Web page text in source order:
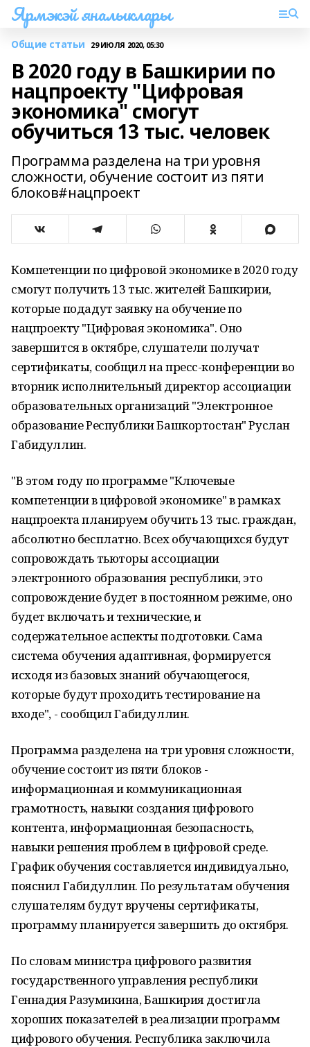
Ярмэкэй яналыклары
Общие статьи 29 ИЮЛЯ 2020, 05:30
В 2020 году в Башкирии по
нацпроекту "Цифровая
экономика" смогут
обучиться 13 тыс. человек
Программа разделена на три уровня
сложности, обучение состоит из пяти
блоков#нацпроект
Компетенции по цифровой экономике в 2020 году
смогут получить 13 тыс. жителей Башкирии,
которые подадут заявку на обучение по
нацпроекту "Цифровая экономика". Оно
завершится в октябре, слушатели получат
сертификаты, сообщил на пресс-конференции во
вторник исполнительный директор ассоциации
образовательных организаций "Электронное
образование Республики Башкортостан" Руслан
Габидуллин.
"В этом году по программе "Ключевые
компетенции в цифровой экономике" в рамках
нацпроекта планируем обучить 13 тыс. граждан,
абсолютно бесплатно. Всех обучающихся будут
сопровождать тьюторы ассоциации
электронного образования республики, это
сопровождение будет в постоянном режиме, оно
будет включать и технические, и
содержательное аспекты подготовки. Сама
система обучения адаптивная, формируется
исходя из базовых знаний обучающегося,
которые будут проходить тестирование на
входе", - сообщил Габидуллин.
Программа разделена на три уровня сложности,
обучение состоит из пяти блоков -
информационная и коммуникационная
грамотность, навыки создания цифрового
контента, информационная безопасность,
навыки решения проблем в цифровой среде.
График обучения составляется индивидуально,
пояснил Габидуллин. По результатам обучения
слушателям будут вручены сертификаты,
программу планируется завершить до октября.
По словам министра цифрового развития
государственного управления республики
Геннадия Разумикина, Башкирия достигла
хороших показателей в реализации программ
цифрового обучения. Республика заключила